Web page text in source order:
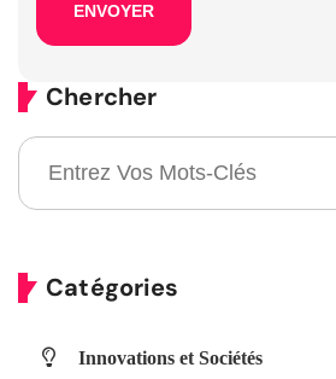
Chercher
Catégories
Innovations et Sociétés